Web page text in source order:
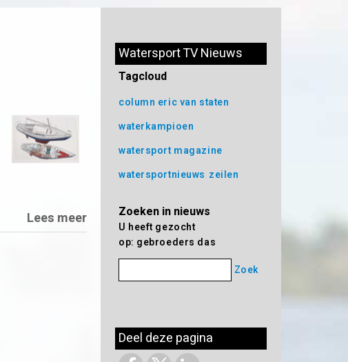
Lees meer
Watersport TV Nieuws
Tagcloud
column eric van staten
waterkampioen
watersport magazine
watersportnieuws zeilen
Zoeken in nieuws
U heeft gezocht
op: gebroeders das
Zoek
Deel deze pagina